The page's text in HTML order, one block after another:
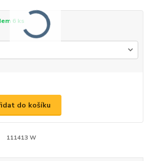
6 ks
do košíku
111413 W